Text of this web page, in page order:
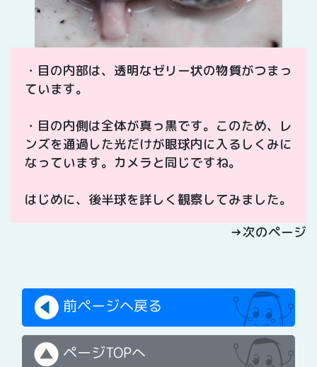
・目の内部は、透明なゼリー状の物質がつまっ
ています。
・目の内側は全体が真っ黒です。このため、レ
ンズを通過した光だけが眼球内に入るしくみに
なっています。カメラと同じですね。
はじめに、後半球を詳しく観察してみました。
→次のページ
前ページへ戻る
ページTOPへ